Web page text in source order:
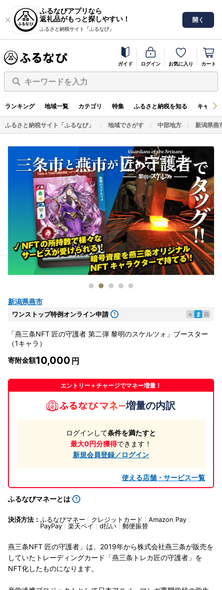
ふるなびアプリなら
返礼品がもっと探しやすい！
ふるさと納税サイト「ふるなび」
開く
ガイド ログイン お気に入り カート
キーワードを入力
ランキング 地域一覧 カテゴリ 特集 ふるさと納税を知る キャン
ふるさと納税サイト「ふるなび」 地域でさがす 中部地方 新潟県燕
新潟県燕市
ワンストップ特例オンライン申請 e ま 自
「燕三条NFT 匠の守護者 第二弾 黎明のスケルツォ」ブースター
（1キャラ）
寄附金額10,000
エントリー＋チャージでマネー増量！
増量の内訳
ログインして条件を満たすと
最大0円分獲得できます！
新規会員登録／ログイン
使える店舗・サービス一覧
ふるなびマネーとは
決済方法： ふるなびマネー クレジットカード
Amazon Pay
PayPay
楽天ペイ d払い 郵便振替
燕三条NFT 匠の守護者」は、2019年から株式会社燕三条が販売を
していたトレーディングカード「燕三条トレカ匠の守護者」を
NFT化したものになります。